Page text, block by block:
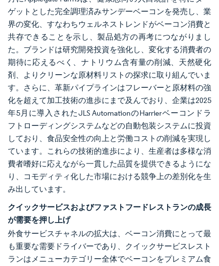
ゲットとした完全調理済みサンデーベーコンを発売し、業
界の変化、すなわちウェルネストレンドがベーコン消費と
共存できることを示し、製品処方の再考につながりまし
た。ブランドは研究開発投資を強化し、変化する消費者の
期待に応えるべく、ナトリウム含有量の削減、天然硬化
剤、よりクリーンな原材料リストの探求に取り組んでいま
す。さらに、革新パイプラインはフレーバーと原材料の強
化を超えて加工技術の進歩にまで及んでおり、企業は2025
年5月に導入されたJLS AutomationのHarrierベーコンドラ
フトローディングシステムなどの自動包装システムに投資
しており、食品安全性の向上と労働コストの削減を実現し
ています。これらの技術的進歩により、生産者は多様な消
費者嗜好に応えながら一貫した品質を提供できるようにな
り、コモディティ化した市場における競争上の差別化を生
み出しています。
クイックサービスおよびファストフードレストランの成長
が需要を押し上げ
外食サービスチャネルの拡大は、ベーコン消費にとって最
も重要な需要ドライバーであり、クイックサービスレスト
ランはメニューカテゴリー全体でベーコンをプレミアム食